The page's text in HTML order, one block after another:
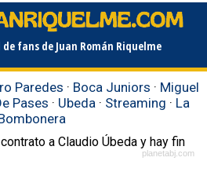
fans de Juan Román Riquelme
Paredes · Boca Juniors · Miguel
Pases · Ubeda · Streaming · La
planetabj.com